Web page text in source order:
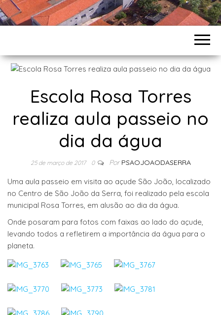
Escola Rosa Torres
realiza aula passeio no
dia da água
25 de março de 2017 0 Por PSAOJOAODASERRA
Uma aula passeio em visita ao açude São João, localizado
no Centro de São João da Serra, foi realizado pela escola
municipal Rosa Torres, em alusão ao dia da água.
Onde posaram para fotos com faixas ao lado do açude,
levando todos a refletirem a importância da água para o
planeta.